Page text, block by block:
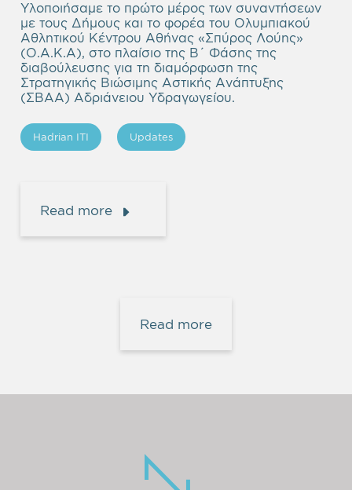
Υλοποιήσαμε το πρώτο μέρος των συναντήσεων
με τους Δήμους και το φορέα του Ολυμπιακού
Αθλητικού Κέντρου Αθήνας «Σπύρος Λούης»
(Ο.Α.Κ.Α), στο πλαίσιο της Β΄ Φάσης της
διαβούλευσης για τη διαμόρφωση της
Στρατηγικής Βιώσιμης Αστικής Ανάπτυξης
(ΣΒΑΑ) Αδριάνειου Υδραγωγείου.
Hadrian ITI Updates
Read more
Read more